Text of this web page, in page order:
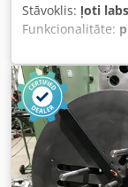
Stāvoklis: ļoti
Funkcionalitāte:
Djdextp Eyjpfx
ārējais diametrs:
240 - 560 mm